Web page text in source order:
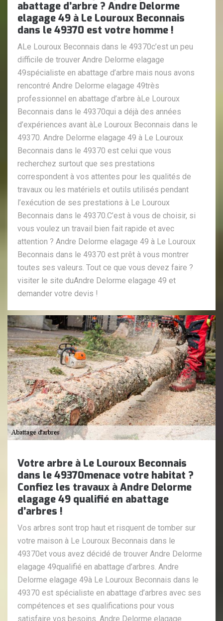
abattage d’arbre ? Andre Delorme
elagage 49 à Le Louroux Beconnais
dans le 49370 est votre homme !
ALe Louroux Beconnais dans le 49370c’est un peu
difficile de trouver Andre Delorme elagage
49spécialiste en abattage d’arbre mais nous avons
rencontré Andre Delorme elagage 49très
professionnel en abattage d’arbre àLe Louroux
Beconnais dans le 49370qui a déjà des années
d’expériences avant àLe Louroux Beconnais dans le
49370. Andre Delorme elagage 49 à Le Louroux
Beconnais dans le 49370 est celui que vous
recherchez surtout que ses prestations
correspondent à vos attentes pour les qualités de
travaux ou les matériels et outils utilisés pendant
l’exécution de ses prestations à Le Louroux
Beconnais dans le 49370.C’est à vous de choisir, si
vous voulez un travail bien fait rapide et avec
attention ? Andre Delorme elagage 49 à Le Louroux
Beconnais dans le 49370 est prêt à vous montrer
toutes ses valeurs. Tout ce que vous devez faire ?
visiter le site duAndre Delorme elagage 49 et
demander votre devis !
Votre arbre à Le Louroux Beconnais
dans le 49370menace votre habitat ?
Confiez les travaux à Andre Delorme
elagage 49 qualifié en abattage
d’arbres !
Vos arbres sont trop haut et risquent de tomber sur
votre maison à Le Louroux Beconnais dans le
49370et vous avez décidé de trouver Andre Delorme
elagage 49qualifié en abattage d’arbres. Andre
Delorme elagage 49à Le Louroux Beconnais dans le
49370 est spécialiste en abattage d’arbres avec ses
compétences et ses qualifications pour vous
satisfaire vos besoins. Andre Delorme elagage